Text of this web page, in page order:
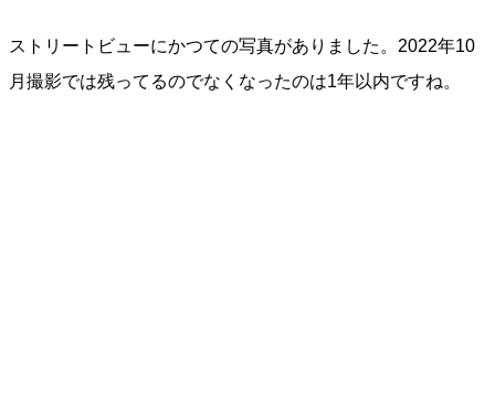
ストリートビューにかつての写真がありました。2022年10
月撮影では残ってるのでなくなったのは1年以内ですね。